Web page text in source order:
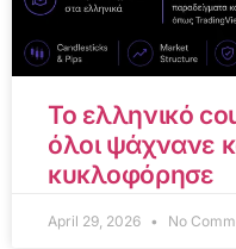
Το ελληνικό
όλοι ψάχνανε
κυκλοφόρησε
April 29, 2026 No